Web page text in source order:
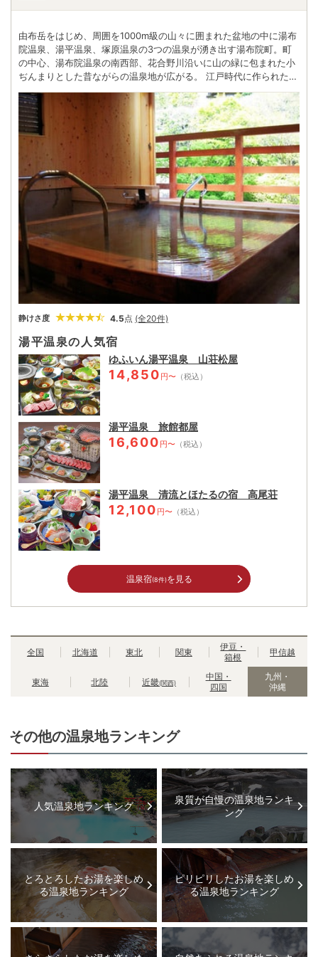
由布岳をはじめ、周囲を1000m級の山々に囲まれた盆地の中に湯布
院温泉、湯平温泉、塚原温泉の3つの温泉が湧き出す湯布院町。町
の中心、湯布院温泉の南西部、花合野川沿いに山の緑に包まれた小
ぢんまりとした昔ながらの温泉地が広がる。 江戸時代に作られた
500mほどの石畳の坂道の両側には5軒の共同浴場、約30件の温泉
宿と商店が軒を連ね、川のせせらぎとカランコロンと行き交う下駄
の音が旅情をかきたてる。 1930年、放浪の俳人・種田山頭火が訪
れ、著書『行乞記』の中で「此温泉はほんたうに気に入った、山も
よく水もよい、湯は勿論よい、といふ訳で、よく飲んでよく食べて
よく寝た、ほんたうによい一夜だった」と記した。
静けさ度 4.5 点 (全20件)
湯平温泉の人気宿
ゆふいん湯平温泉 山荘松屋
14,850 円〜 （税込）
湯平温泉 旅館都屋
16,600 円〜 （税込）
湯平温泉 清流とほたるの宿 高尾荘
12,100 円〜 （税込）
温泉宿(8件)を見る
全国 北海道 東北 関東
伊豆・
箱根
甲信越
東海 北陸 近畿(関西)
中国・
四国
九州・
沖縄
その他の温泉地ランキング
人気温泉地ランキング
泉質が自慢の温泉地ランキ
ング
とろとろしたお湯を楽しめ
る温泉地ランキング
ピリピリしたお湯を楽しめ
る温泉地ランキング